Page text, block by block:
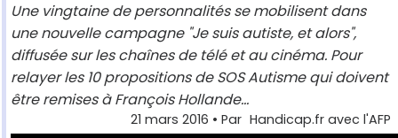
Une vingtaine de personnalités se mobilisent dans
une nouvelle campagne "Je suis autiste, et alors",
diffusée sur les chaînes de télé et au cinéma. Pour
relayer les 10 propositions de SOS Autisme qui doivent
être remises à François Hollande...
21 mars 2016 • Par Handicap.fr avec l'AFP